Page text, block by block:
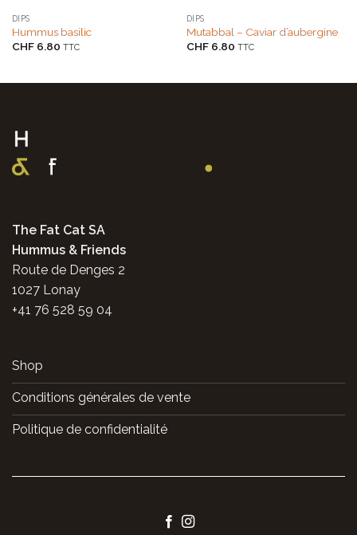
DIPS
Hummus basilic
CHF6.80 TTC
DIPS
Mutabbal – Caviar d’aubergine
CHF6.80 TTC
The Fat Cat SA
Hummus & Friends
Route de Denges 2
1027 Lonay
+41 76 528 59 04
Shop
Conditions générales de vente
Politique de confidentialité